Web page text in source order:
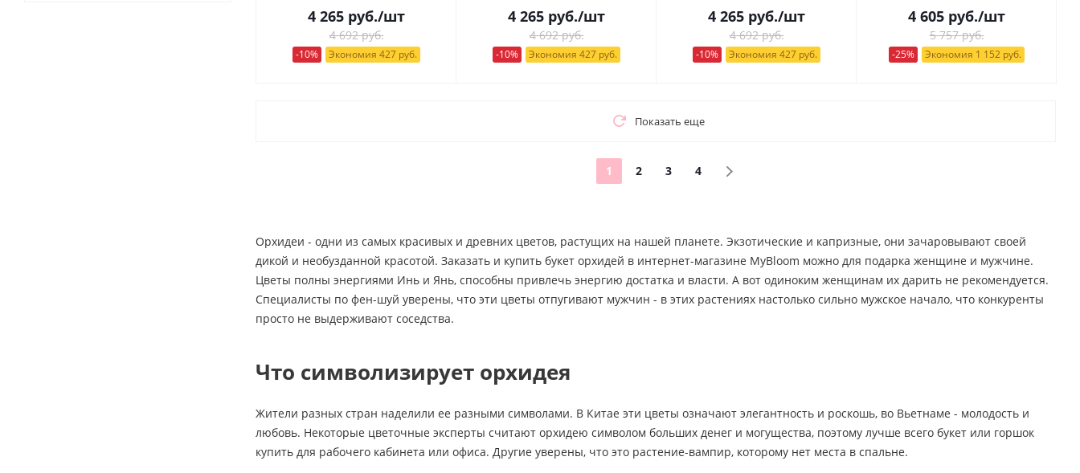
4 265 руб./шт
4 692 руб.
-10% Экономия 427 руб.
4 265 руб./шт
4 692 руб.
-10% Экономия 427 руб.
4 265 руб./шт
4 692 руб.
-10% Экономия 427 руб.
4 605 руб./шт
5 757 руб.
-25% Экономия 1 152 руб.
Показать еще
1 2 3 4
Орхидеи - одни из самых красивых и древних цветов, растущих на нашей планете. Экзотические и капризные, они зачаровывают своей
дикой и необузданной красотой. Заказать и купить букет орхидей в интернет-магазине MyBloom можно для подарка женщине и мужчине.
Цветы полны энергиями Инь и Янь, способны привлечь энергию достатка и власти. А вот одиноким женщинам их дарить не рекомендуется.
Специалисты по фен-шуй уверены, что эти цветы отпугивают мужчин - в этих растениях настолько сильно мужское начало, что конкуренты
просто не выдерживают соседства.
Что символизирует орхидея
Жители разных стран наделили ее разными символами. В Китае эти цветы означают элегантность и роскошь, во Вьетнаме - молодость и
любовь. Некоторые цветочные эксперты считают орхидею символом больших денег и могущества, поэтому лучше всего букет или горшок
купить для рабочего кабинета или офиса. Другие уверены, что это растение-вампир, которому нет места в спальне.